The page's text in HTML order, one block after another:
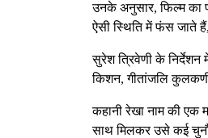
उनके अनुसार, फिल्म का
ऐसी स्थिति में फंस जाते
सुरेश त्रिवेणी के निर्देशन
किशन, गीतांजलि
कहानी रेखा नाम की एक
साथ मिलकर उसे कई